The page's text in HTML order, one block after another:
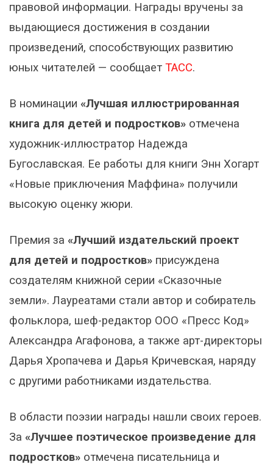
правовой информации. Награды вручены за
выдающиеся достижения в создании
произведений, способствующих развитию
юных читателей — сообщает ТАСС.
В номинации «Лучшая иллюстрированная
книга для детей и подростков» отмечена
художник-иллюстратор Надежда
Бугославская. Ее работы для книги Энн Хогарт
«Новые приключения Маффина» получили
высокую оценку жюри.
Премия за «Лучший издательский проект
для детей и подростков» присуждена
создателям книжной серии «Сказочные
земли». Лауреатами стали автор и собиратель
фольклора, шеф-редактор ООО «Пресс Код»
Александра Агафонова, а также арт-директоры
Дарья Хропачева и Дарья Кричевская, наряду
с другими работниками издательства.
В области поэзии награды нашли своих героев.
За «Лучшее поэтическое произведение для
подростков» отмечена писательница и